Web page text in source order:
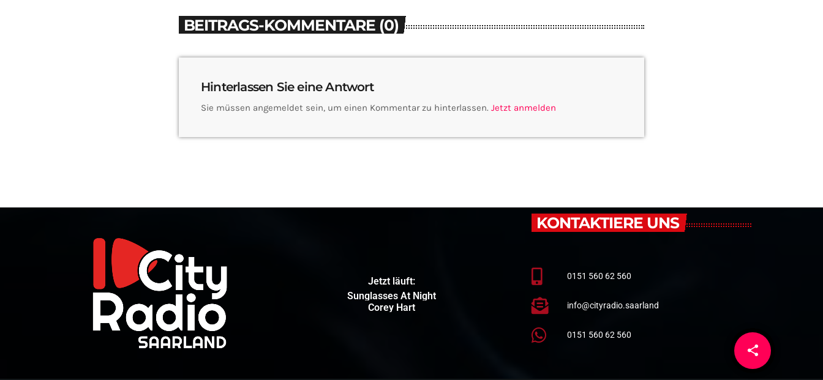
share
email
BEITRAGS-KOMMENTARE (0)
Hinterlassen Sie eine Antwort
Sie müssen angemeldet sein, um einen Kommentar zu hinterlassen. Jetzt anmelden
Jetzt läuft:
Sunglasses At Night
Corey Hart
KONTAKTIERE UNS
0151 560 62 560
info@cityradio.saarland
0151 560 62 560